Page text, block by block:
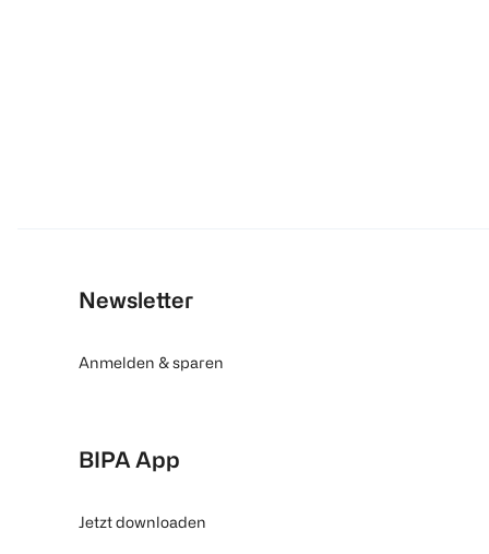
Newsletter
Anmelden & sparen
BIPA App
Jetzt downloaden